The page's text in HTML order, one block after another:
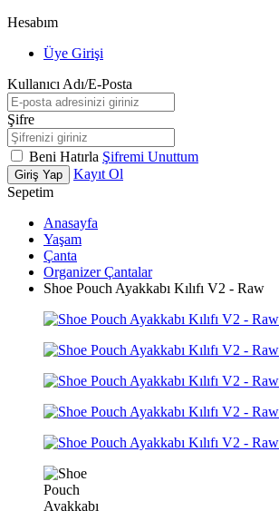
Hesabım
Üye Girişi
Kullanıcı Adı/E-Posta
Şifre
Beni Hatırla Şifremi Unuttum
Giriş Yap
Kayıt Ol
Sepetim
Anasayfa
Yaşam
Çanta
Organizer Çantalar
Shoe Pouch Ayakkabı Kılıfı V2 - Raw